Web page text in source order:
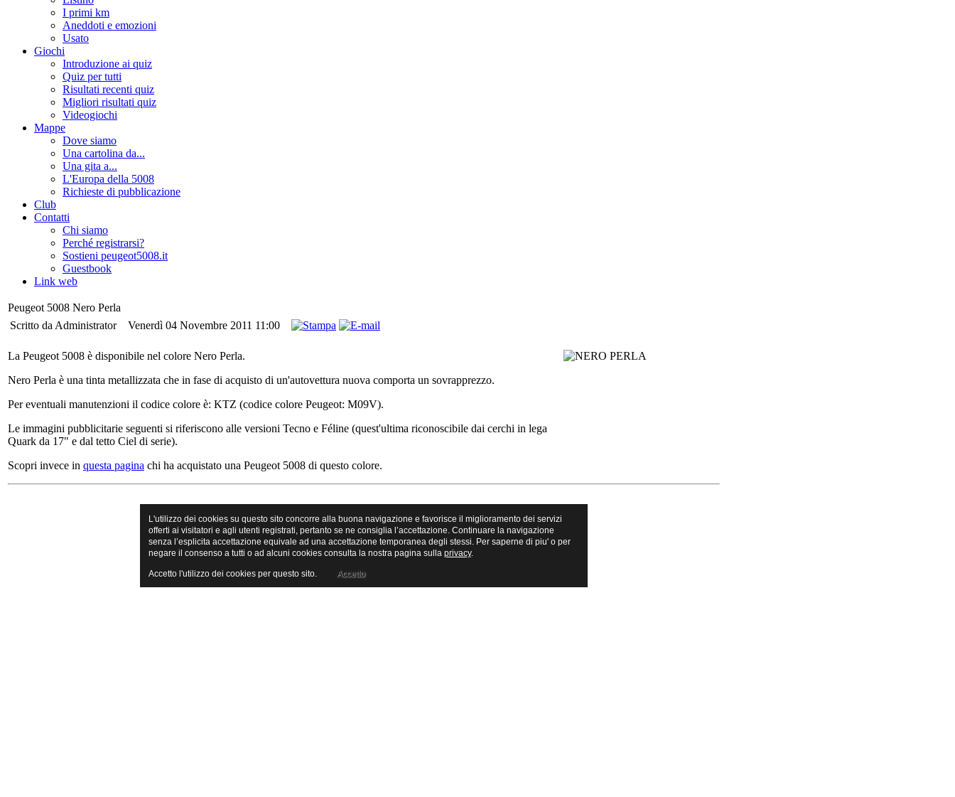
I primi km
Aneddoti e emozioni
Usato
Giochi
Introduzione ai quiz
Quiz per tutti
Risultati recenti quiz
Migliori risultati quiz
Videogiochi
Mappe
Dove siamo
Una cartolina da...
Una gita a...
L'Europa della 5008
Richieste di pubblicazione
Club
Contatti
Chi siamo
Perché registrarsi?
Sostieni peugeot5008.it
Guestbook
Link web
Peugeot 5008 Nero Perla
Scritto da Administrator
Venerdì 04 Novembre 2011 11:00
La Peugeot 5008 è disponibile nel colore Nero Perla.
Nero Perla è una tinta metallizzata che in fase di acquisto di un'autovettura nuova comporta un sovrapprezzo.
Per eventuali manutenzioni il codice colore è: KTZ (codice colore Peugeot: M09V).
Le immagini pubblicitarie seguenti si riferiscono alle versioni Tecno e Féline (quest'ultima riconoscibile dai cerchi in lega
Quark da 17" e dal tetto Ciel di serie).
Scopri invece in questa pagina chi ha acquistato una Peugeot 5008 di questo colore.